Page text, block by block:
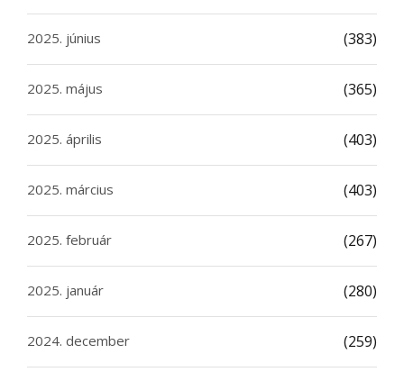
2025. június (383)
2025. május (365)
2025. április (403)
2025. március (403)
2025. február (267)
2025. január (280)
2024. december (259)